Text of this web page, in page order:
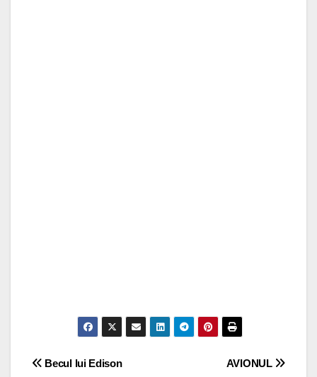
Post
AVIONUL
Becul lui Edison